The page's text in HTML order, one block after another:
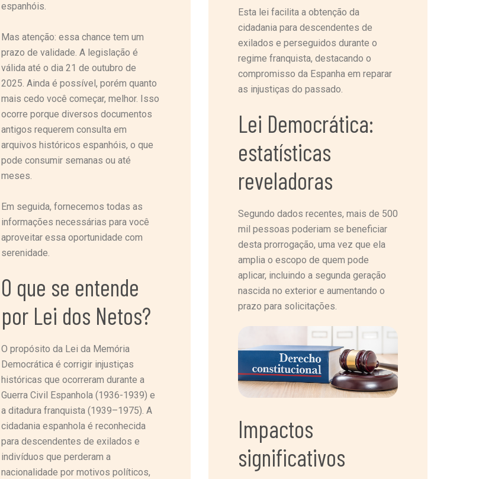
espanhóis.
Mas atenção: essa chance tem um
prazo de validade. A legislação é
válida até o dia 21 de outubro de
2025. Ainda é possível, porém quanto
mais cedo você começar, melhor. Isso
ocorre porque diversos documentos
antigos requerem consulta em
arquivos históricos espanhóis, o que
pode consumir semanas ou até
meses.
Em seguida, fornecemos todas as
informações necessárias para você
aproveitar essa oportunidade com
serenidade.
O que se entende
por Lei dos Netos?
O propósito da Lei da Memória
Democrática é corrigir injustiças
históricas que ocorreram durante a
Guerra Civil Espanhola (1936-1939) e
a ditadura franquista (1939–1975). A
cidadania espanhola é reconhecida
para descendentes de exilados e
indivíduos que perderam a
nacionalidade por motivos políticos,
Esta lei facilita a obtenção da
cidadania para descendentes de
exilados e perseguidos durante o
regime franquista, destacando o
compromisso da Espanha em reparar
as injustiças do passado.
Lei Democrática:
estatísticas
reveladoras
Segundo dados recentes, mais de 500
mil pessoas poderiam se beneficiar
desta prorrogação, uma vez que ela
amplia o escopo de quem pode
aplicar, incluindo a segunda geração
nascida no exterior e aumentando o
prazo para solicitações.
Impactos
significativos